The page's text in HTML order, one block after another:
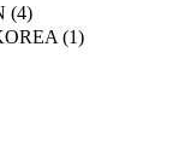
(4)
(1)